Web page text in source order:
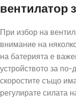
вентилатор
При избор на
внимание на
на батерията е
устройството за
скоростите също
регулирате силата